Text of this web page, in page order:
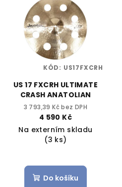
US 17 FXCRH ULTIMATE
CRASH ANATOLIAN
3 793,39 Kč bez DPH
4 590 Kč
Na externím skladu
(3 ks)
Do košíku
KÓD: US17FXCRH